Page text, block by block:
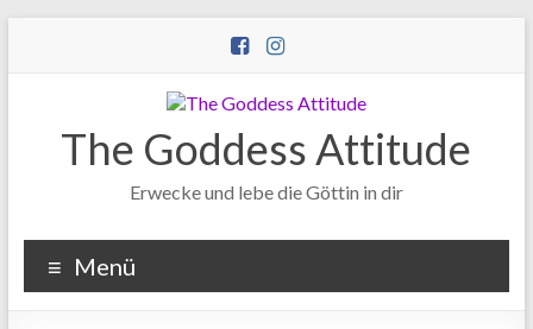
The Goddess Attitude
Erwecke und lebe die Göttin in dir
Menü